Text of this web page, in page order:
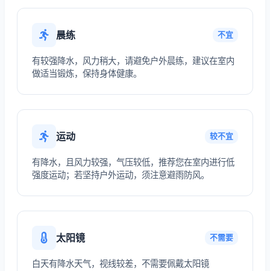
晨练 不宜
有较强降水，风力稍大，请避免户外晨练，建议在室内
做适当锻炼，保持身体健康。
运动 较不宜
有降水，且风力较强，气压较低，推荐您在室内进行低
强度运动；若坚持户外运动，须注意避雨防风。
太阳镜 不需要
白天有降水天气，视线较差，不需要佩戴太阳镜